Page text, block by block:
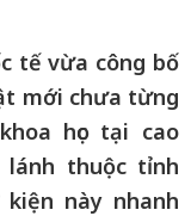
tế vừa công bố
mới chưa từng
học tại cao
lánh thuộc tỉnh
này nhanh